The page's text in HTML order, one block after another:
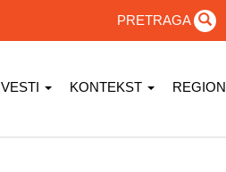
PRETRAGA
VESTI KONTEKST REGION